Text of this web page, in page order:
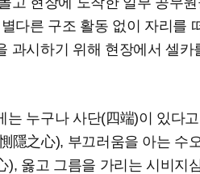
다른 구조 활동 없이 자리를
과시하기 위해 현장에서 셀
는 누구나 사단(四端)이 있다
隱之心), 부끄러움을 아는 수
), 옳고 그름을 가리는 시비지